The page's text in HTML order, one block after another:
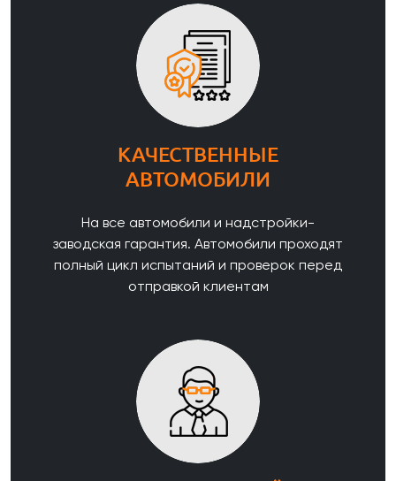
КАЧЕСТВЕННЫЕ
АВТОМОБИЛИ
На все автомобили и надстройки-
заводская гарантия. Автомобили проходят
полный цикл испытаний и проверок перед
отправкой клиентам